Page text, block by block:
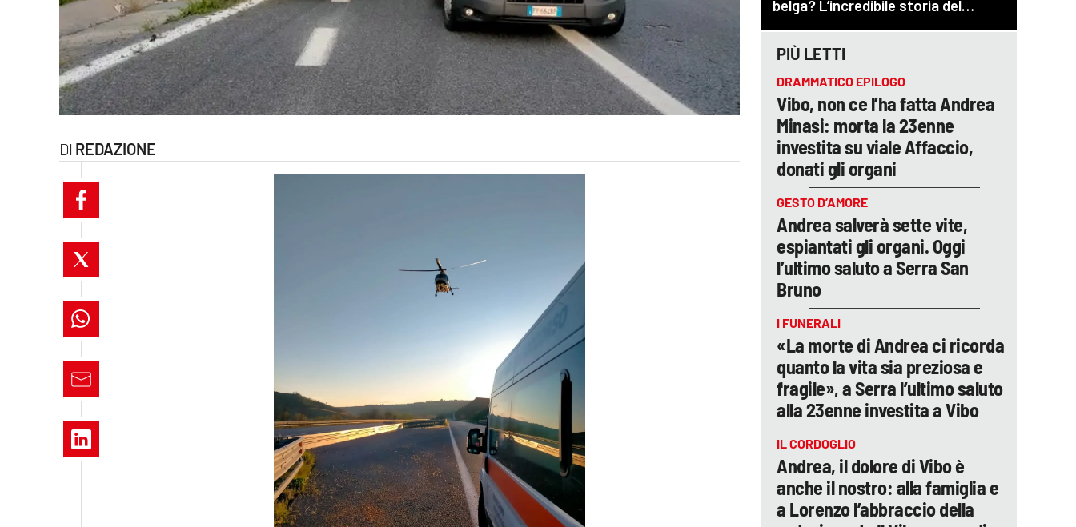
lacitymag.it
cosenzachannel.it
ilvibonese.it
catanzarochannel.it
lacapitalenews.it
REDAZIONE
PIÙ LETTI
DRAMMATICO EPILOGO
Vibo, non ce l’ha fatta Andrea
Minasi: morta la 23enne
investita su viale Affaccio,
donati gli organi
GESTO D’AMORE
Andrea salverà sette vite,
espiantati gli organi. Oggi
l’ultimo saluto a Serra San
Bruno
I FUNERALI
«La morte di Andrea ci ricorda
quanto la vita sia preziosa e
fragile», a Serra l’ultimo saluto
alla 23enne investita a Vibo
IL CORDOGLIO
Andrea, il dolore di Vibo è
anche il nostro: alla famiglia e
a Lorenzo l’abbraccio della